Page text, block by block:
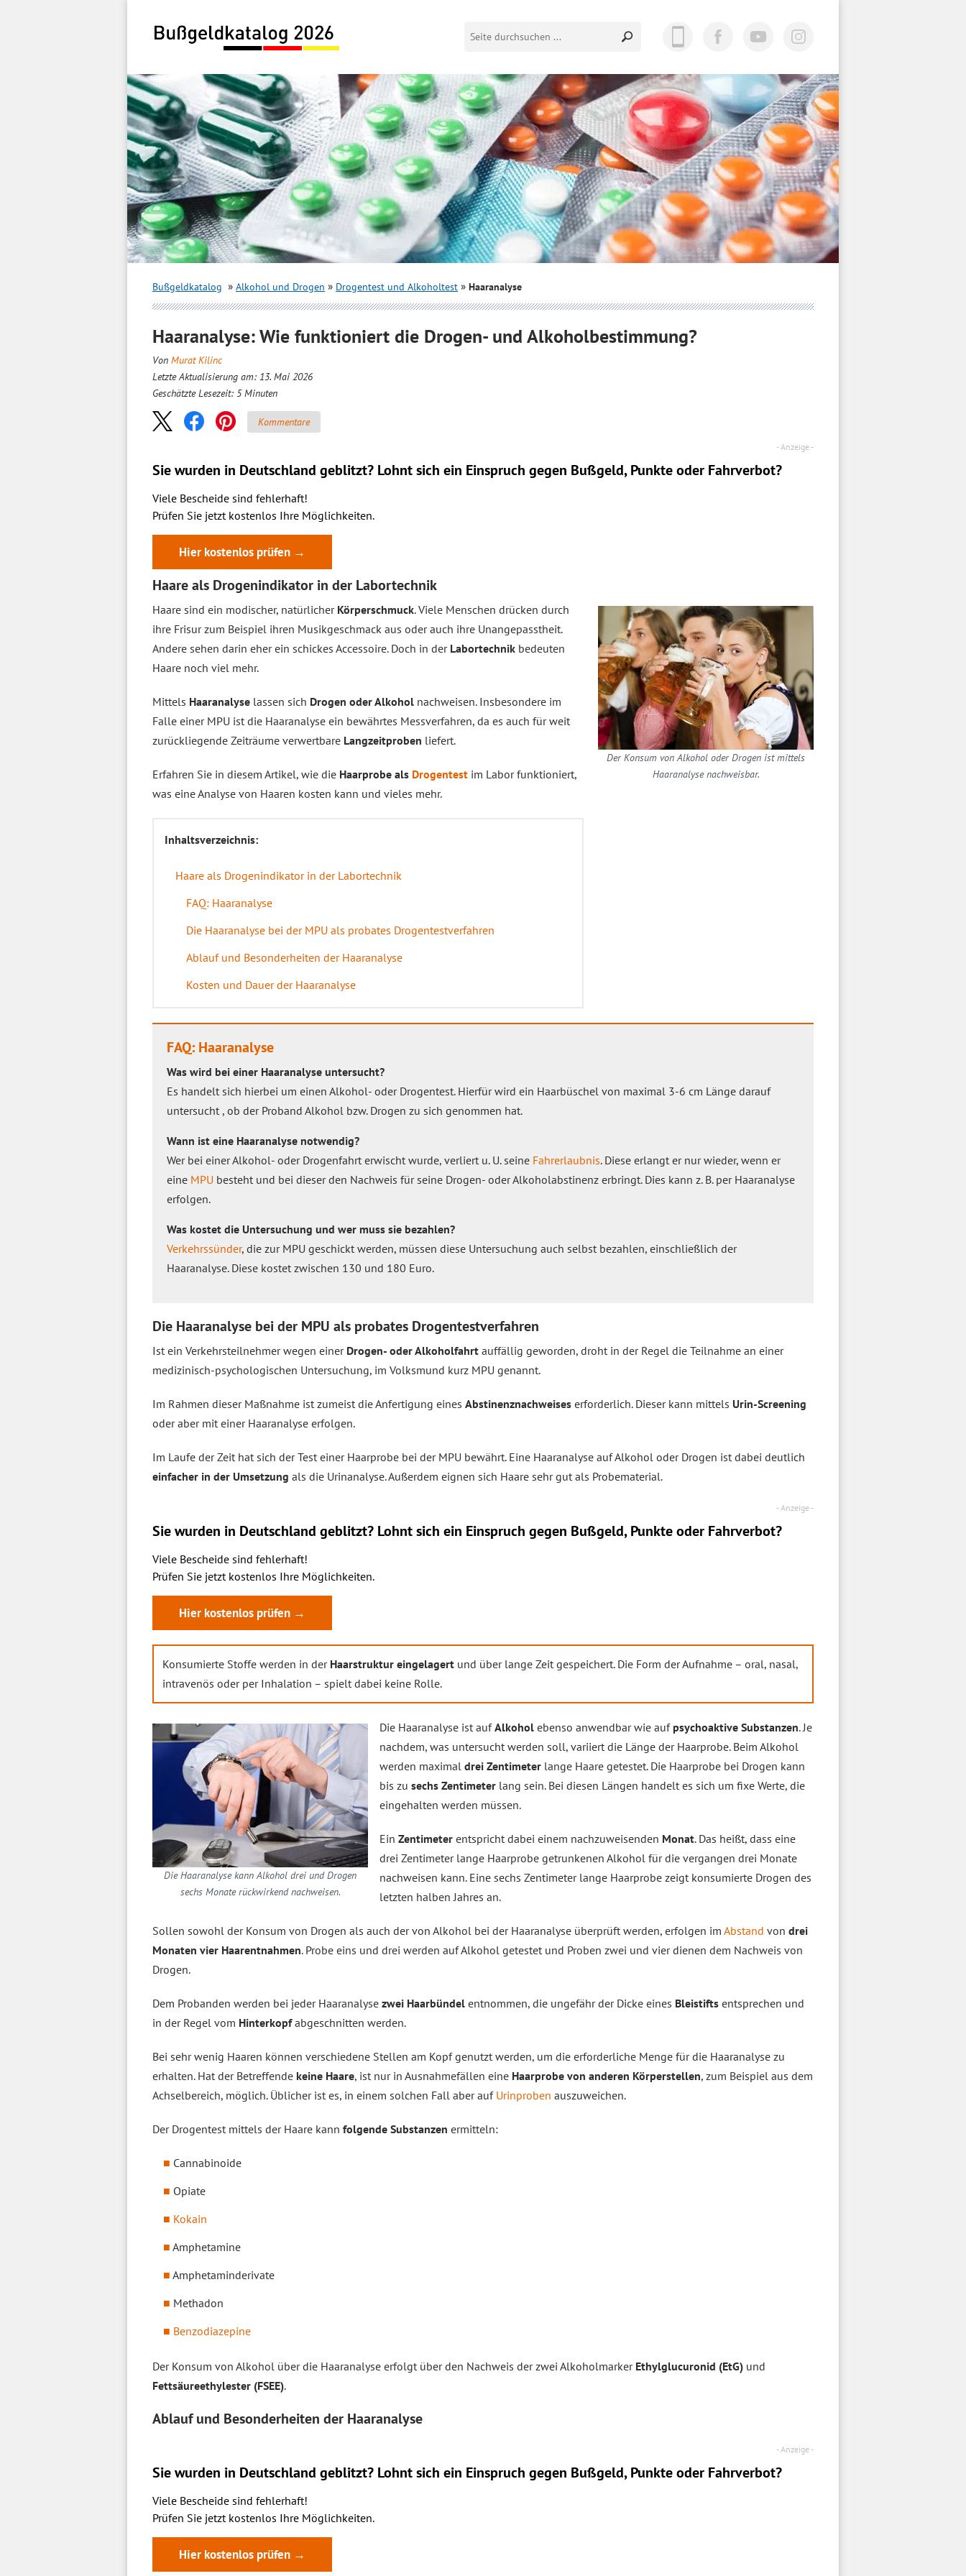
Bußgeldkatalog Alkohol und Drogen Drogentest und Alkoholtest Haaranalyse
Haaranalyse: Wie funktioniert die Drogen- und Alkoholbestimmung?
Von Murat Kilinc
Letzte Aktualisierung am: 13. Mai 2026
Geschätzte Lesezeit: 5 Minuten
Kommentare
Sie wurden in Deutschland geblitzt? Lohnt sich ein Einspruch gegen Bußgeld, Punkte oder Fahrverbot?
Viele Bescheide sind fehlerhaft!
Prüfen Sie jetzt kostenlos Ihre Möglichkeiten.
Hier kostenlos prüfen →
Haare als Drogenindikator in der Labortechnik
Der Konsum von Alkohol oder Drogen ist mittels
Haaranalyse nachweisbar.
Haare sind ein modischer, natürlicher Körperschmuck. Viele Menschen drücken durch
ihre Frisur zum Beispiel ihren Musikgeschmack aus oder auch ihre Unangepasstheit.
Andere sehen darin eher ein schickes Accessoire. Doch in der Labortechnik bedeuten
Haare noch viel mehr.
Mittels Haaranalyse lassen sich Drogen oder Alkohol nachweisen. Insbesondere im
Falle einer MPU ist die Haaranalyse ein bewährtes Messverfahren, da es auch für weit
zurückliegende Zeiträume verwertbare Langzeitproben liefert.
Erfahren Sie in diesem Artikel, wie die Haarprobe als Drogentest im Labor funktioniert,
was eine Analyse von Haaren kosten kann und vieles mehr.
Inhaltsverzeichnis:
Haare als Drogenindikator in der Labortechnik
FAQ: Haaranalyse
Die Haaranalyse bei der MPU als probates Drogentestverfahren
Ablauf und Besonderheiten der Haaranalyse
Kosten und Dauer der Haaranalyse
FAQ: Haaranalyse
Was wird bei einer Haaranalyse untersucht?
Es handelt sich hierbei um einen Alkohol- oder Drogentest. Hierfür wird ein Haarbüschel von maximal 3-6 cm Länge darauf
untersucht , ob der Proband Alkohol bzw. Drogen zu sich genommen hat.
Wann ist eine Haaranalyse notwendig?
Wer bei einer Alkohol- oder Drogenfahrt erwischt wurde, verliert u. U. seine Fahrerlaubnis. Diese erlangt er nur wieder, wenn er
eine MPU besteht und bei dieser den Nachweis für seine Drogen- oder Alkoholabstinenz erbringt. Dies kann z. B. per Haaranalyse
erfolgen.
Was kostet die Untersuchung und wer muss sie bezahlen?
Verkehrssünder, die zur MPU geschickt werden, müssen diese Untersuchung auch selbst bezahlen, einschließlich der
Haaranalyse. Diese kostet zwischen 130 und 180 Euro.
Die Haaranalyse bei der MPU als probates Drogentestverfahren
Ist ein Verkehrsteilnehmer wegen einer Drogen- oder Alkoholfahrt auffällig geworden, droht in der Regel die Teilnahme an einer
medizinisch-psychologischen Untersuchung, im Volksmund kurz MPU genannt.
Im Rahmen dieser Maßnahme ist zumeist die Anfertigung eines Abstinenznachweises erforderlich. Dieser kann mittels Urin-Screening
oder aber mit einer Haaranalyse erfolgen.
Im Laufe der Zeit hat sich der Test einer Haarprobe bei der MPU bewährt. Eine Haaranalyse auf Alkohol oder Drogen ist dabei deutlich
einfacher in der Umsetzung als die Urinanalyse. Außerdem eignen sich Haare sehr gut als Probematerial.
Sie wurden in Deutschland geblitzt? Lohnt sich ein Einspruch gegen Bußgeld, Punkte oder Fahrverbot?
Viele Bescheide sind fehlerhaft!
Prüfen Sie jetzt kostenlos Ihre Möglichkeiten.
Hier kostenlos prüfen →
Konsumierte Stoffe werden in der Haarstruktur eingelagert und über lange Zeit gespeichert. Die Form der Aufnahme – oral, nasal,
intravenös oder per Inhalation – spielt dabei keine Rolle.
Die Haaranalyse kann Alkohol drei und Drogen
sechs Monate rückwirkend nachweisen.
Die Haaranalyse ist aufAlkohol ebenso anwendbar wie auf psychoaktive Substanzen. Je
nachdem, was untersucht werden soll, variiert die Länge der Haarprobe. Beim Alkohol
werden maximal drei Zentimeter lange Haare getestet. Die Haarprobe bei Drogen kann
bis zu sechs Zentimeter lang sein. Bei diesen Längen handelt es sich um fixe Werte, die
eingehalten werden müssen.
Ein Zentimeter entspricht dabei einem nachzuweisenden Monat. Das heißt, dass eine
drei Zentimeter lange Haarprobe getrunkenen Alkohol für die vergangen drei Monate
nachweisen kann. Eine sechs Zentimeter lange Haarprobe zeigt konsumierte Drogen des
letzten halben Jahres an.
Sollen sowohl der Konsum von Drogen als auch der von Alkohol bei der Haaranalyse überprüft werden, erfolgen im Abstand von drei
Monaten vier Haarentnahmen. Probe eins und drei werden auf Alkohol getestet und Proben zwei und vier dienen dem Nachweis von
Drogen.
Dem Probanden werden bei jeder Haaranalyse zwei Haarbündel entnommen, die ungefähr der Dicke eines Bleistifts entsprechen und
in der Regel vom Hinterkopfabgeschnitten werden.
Bei sehr wenig Haaren können verschiedene Stellen am Kopf genutzt werden, um die erforderliche Menge für die Haaranalyse zu
erhalten. Hat der Betreffende keine Haare, ist nur in Ausnahmefällen eine Haarprobe von anderen Körperstellen, zum Beispiel aus dem
Achselbereich, möglich. Üblicher ist es, in einem solchen Fall aber auf Urinproben auszuweichen.
Der Drogentest mittels der Haare kann folgende Substanzen ermitteln:
Cannabinoide
Opiate
Kokain
Amphetamine
Amphetaminderivate
Methadon
Benzodiazepine
Der Konsum von Alkohol über die Haaranalyse erfolgt über den Nachweis der zwei Alkoholmarker Ethylglucuronid (EtG) und
Fettsäureethylester (FSEE).
Ablauf und Besonderheiten der Haaranalyse
Sie wurden in Deutschland geblitzt? Lohnt sich ein Einspruch gegen Bußgeld, Punkte oder Fahrverbot?
Viele Bescheide sind fehlerhaft!
Prüfen Sie jetzt kostenlos Ihre Möglichkeiten.
Hier kostenlos prüfen →